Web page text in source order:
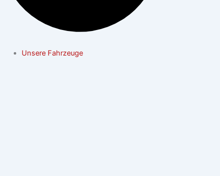
Unsere Fahrzeuge